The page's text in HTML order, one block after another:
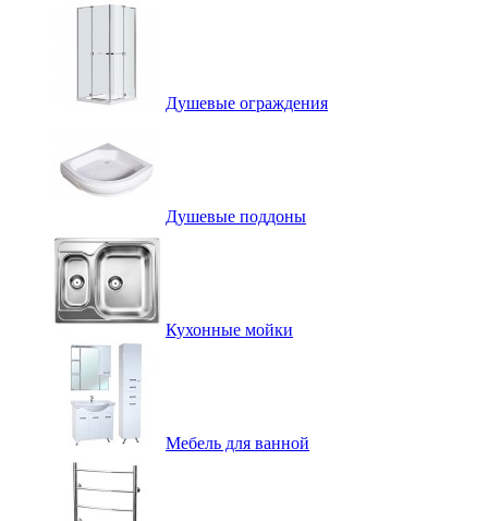
Душевые ограждения
Душевые поддоны
Кухонные мойки
Мебель для ванной